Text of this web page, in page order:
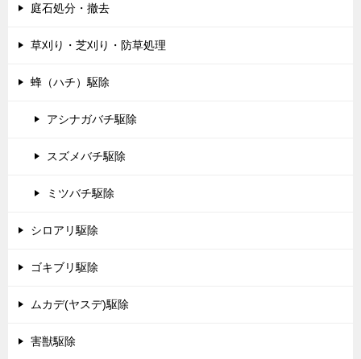
庭石処分・撤去
草刈り・芝刈り・防草処理
蜂（ハチ）駆除
アシナガバチ駆除
スズメバチ駆除
ミツバチ駆除
シロアリ駆除
ゴキブリ駆除
ムカデ(ヤスデ)駆除
害獣駆除